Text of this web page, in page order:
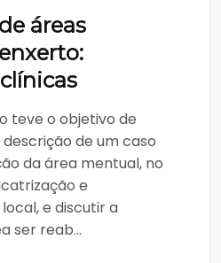
áreas
teve o objetivo de
de um caso
da área mentual, no
e
e discutir a
ser reab...